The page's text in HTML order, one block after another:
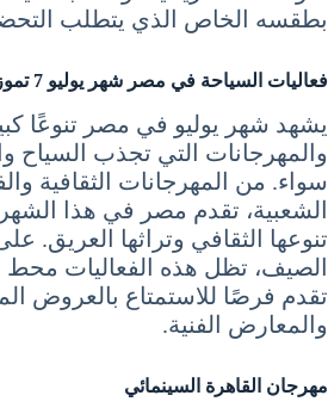
بطقسه الخاص الذي يتطلب
فعاليات السياحة في مصر شهر يوليو 7 تموز July
يشهد شهر يوليو في مصر تنوعًا
والمهرجانات التي تجذب السياح
سواء. من المهرجانات الثقافية
الشعبية، تقدم مصر في هذا الشهر
تنوعها الثقافي وتراثها العريق.
الصيف، تظل هذه الفعاليات محط
تقدم فرصًا للاستمتاع بالعروض
والمعارض الفنية.
مهرجان القاهرة السينمائي